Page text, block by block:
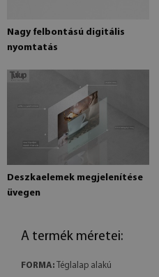
Nagy felbontású digitális
nyomtatás
Deszkaelemek megjelenítése
üvegen
A termék méretei:
FORMA: Téglalap alakú